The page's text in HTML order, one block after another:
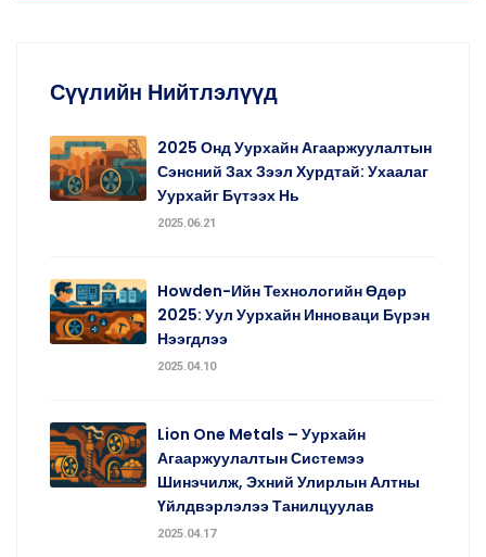
Сүүлийн Нийтлэлүүд
2025 Онд Уурхайн Агааржуулалтын
Сэнсний Зах Зээл Хурдтай: Ухаалаг
Уурхайг Бүтээх Нь
2025.06.21
Howden-Ийн Технологийн Өдөр
2025: Уул Уурхайн Инноваци Бүрэн
Нээгдлээ
2025.04.10
Lion One Metals – Уурхайн
Агааржуулалтын Системээ
Шинэчилж, Эхний Улирлын Алтны
Үйлдвэрлэлээ Танилцуулав
2025.04.17